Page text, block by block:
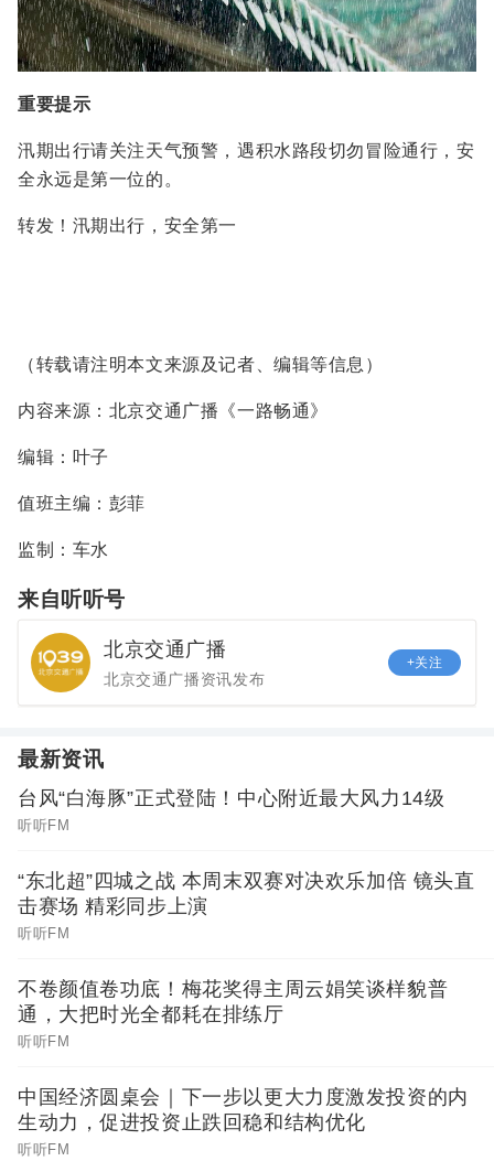
重要提示
汛期出行请关注天气预警，遇积水路段切勿冒险通行，安
全永远是第一位的。
转发！汛期出行，安全第一
（转载请注明本文来源及记者、编辑等信息）
内容来源：北京交通广播《一路畅通》
编辑：叶子
值班主编：彭菲
监制：车水
来自听听号
北京交通广播
北京交通广播资讯发布
+关注
最新资讯
台风“白海豚”正式登陆！中心附近最大风力14级
听听FM
“东北超”四城之战 本周末双赛对决欢乐加倍 镜头直
击赛场 精彩同步上演
听听FM
不卷颜值卷功底！梅花奖得主周云娟笑谈样貌普
通，大把时光全都耗在排练厅
听听FM
中国经济圆桌会｜下一步以更大力度激发投资的内
生动力，促进投资止跌回稳和结构优化
听听FM